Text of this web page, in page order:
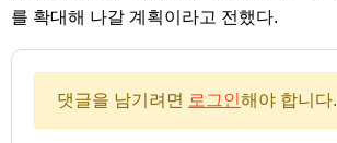
를 확대해 나갈 계획이라고 전했다.
댓글을 남기려면 로그인 해야 합니다.